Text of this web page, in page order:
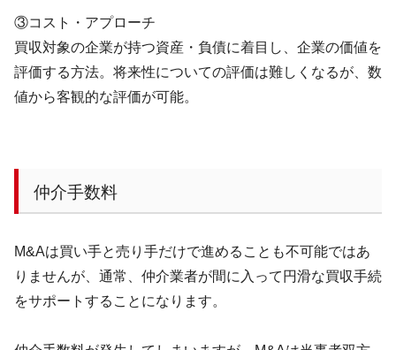
③コスト・アプローチ
買収対象の企業が持つ資産・負債に着目し、企業の価値を
評価する方法。将来性についての評価は難しくなるが、数
値から客観的な評価が可能。
仲介手数料
M&Aは買い手と売り手だけで進めることも不可能ではあ
りませんが、通常、仲介業者が間に入って円滑な買収手続
をサポートすることになります。